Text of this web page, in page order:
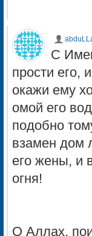
C
прости его,
окажи ему
омой его
подобно
взамен дом
его жены, и
огня!
O Аллах,